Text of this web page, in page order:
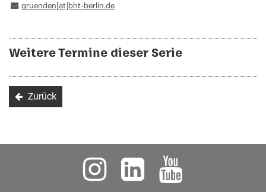
gruenden[at]bht-berlin.de
Weitere Termine dieser Serie
Zurück